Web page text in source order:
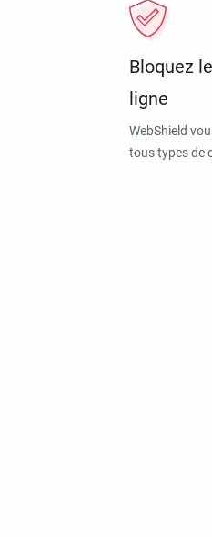
Bloquez
ligne
WebShield
tous types de